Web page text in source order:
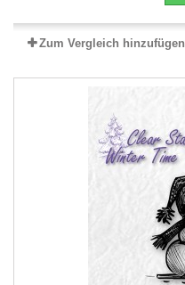
Zum Vergleich hinzufügen